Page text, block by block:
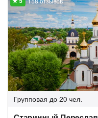
Групповая до 20 чел.